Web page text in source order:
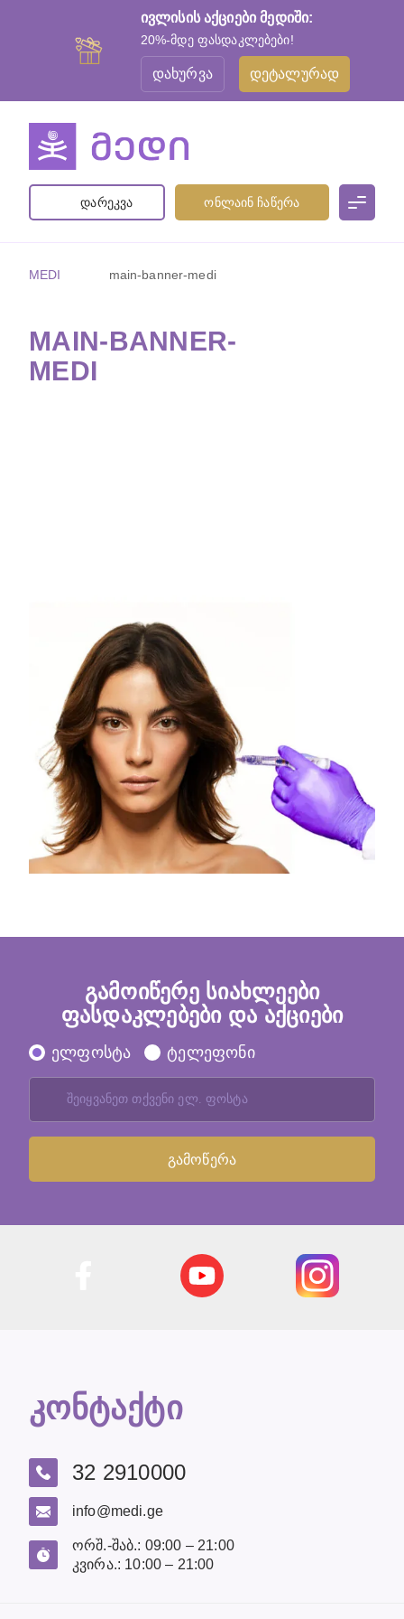
ივლისის აქციები მედიში:
20%-მდე ფასდაკლებები!
დახურვა დეტალურად
დარეკვა ონლაინ ჩაწერა
MEDI main-banner-medi
MAIN-BANNER-
MEDI
გამოიწერე სიახლეები
ფასდაკლებები და აქციები
ელფოსტა ტელეფონი
კონტაქტი
32 2910000
info@medi.ge
ორშ.-შაბ.: 09:00 – 21:00
კვირა.: 10:00 – 21:00